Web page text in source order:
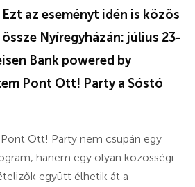
az eseményt idén is közös
Nyíregyházán: július 23-
Bank powered by
Pont Ott! Party a Sóstó
Ott! Party nem csupán egy
hanem egy olyan közösségi
együtt élhetik át a